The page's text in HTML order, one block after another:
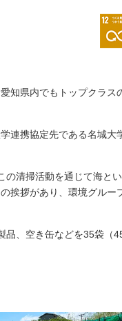
知県内でもトップクラス
連携協定先である名城大
の清掃活動を通じて海と
の挨拶があり、環境グル
品、空き缶などを35袋（